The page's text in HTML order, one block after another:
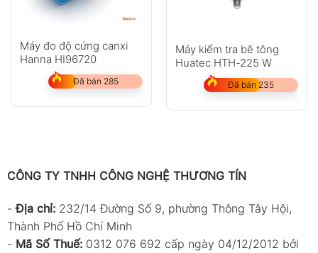
Máy đo độ cứng canxi
Hanna HI96720
Đã bán 285
Máy kiểm tra bê tông
Huatec HTH-225 W
Đã bán 235
CÔNG TY TNHH CÔNG NGHỆ THƯƠNG TÍN
-Địa chỉ: 232/14 Đường Số 9, phường Thông Tây Hội,
Thành Phố Hồ Chí Minh
- Mã Số Thuế: 0312 076 692 cấp ngày 04/12/2012 bởi